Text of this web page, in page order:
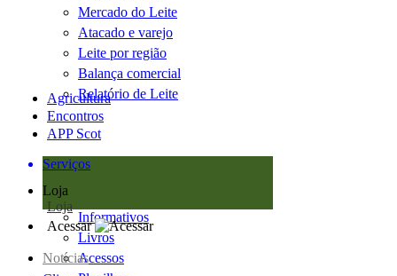
Mercado do Leite
Atacado e varejo
Leite por região
Balança comercial
Relatório de Leite
Agricultura
Encontros
APP Scot
Serviços
Loja
Loja
Informativos
Livros
Acessos
Acessar
Notícias